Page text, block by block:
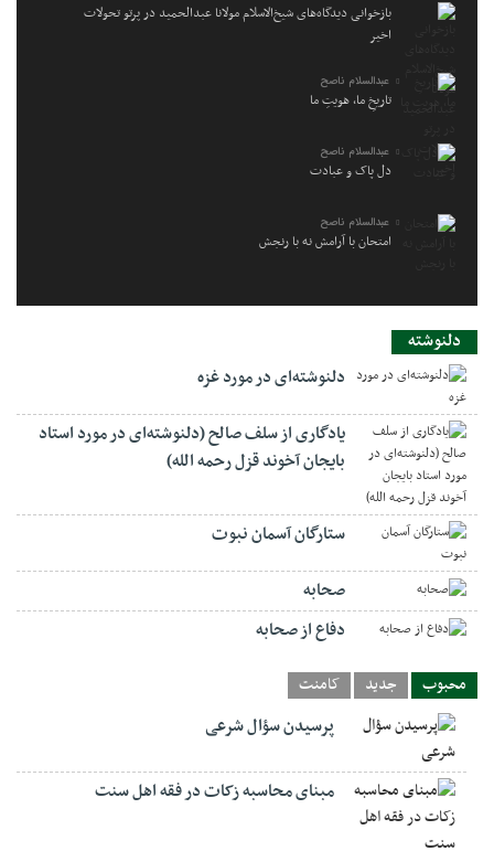
بازخوانی دیدگاه‌های شیخ‌الاسلام مولانا عبدالحمید در پرتو تحولات
اخیر
عبدالسلام ناصح
تاریخِ ما، هویتِ ما
عبدالسلام ناصح
دل پاک و عبادت
عبدالسلام ناصح
امتحان با آرامش نه با رنجش
دلنوشته
دلنوشته‌ای در مورد غزه
یادگاری از سلف صالح (دلنوشته‌ای در مورد استاد
بایجان آخوند قزل رحمه الله)
ستارگان آسمان نبوت
صحابه
دفاع از صحابه
محبوب جدید کامنت
پرسیدن سؤال شرعی
مبنای محاسبه زکات در فقه اهل سنت